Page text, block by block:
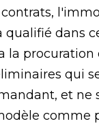
qualifié dans
la procuration
qui
et ne
comme